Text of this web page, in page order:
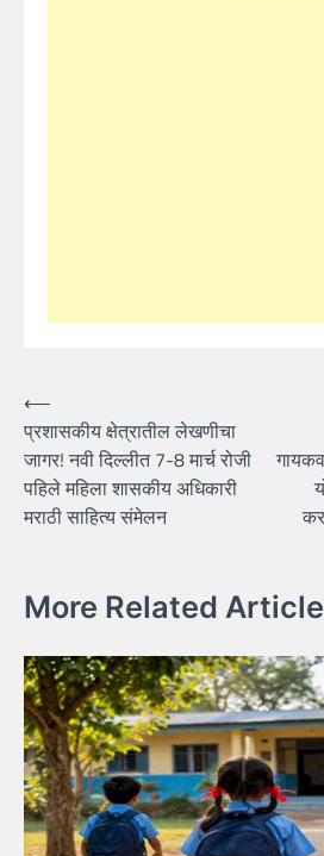
Post
navigation
⟵
प्रशासकीय क्षेत्रातील लेखणीचा
जागर! नवी दिल्लीत 7-8 मार्च रोजी
पहिले महिला शासकीय अधिकारी
मराठी साहित्य संमेलन
More Related